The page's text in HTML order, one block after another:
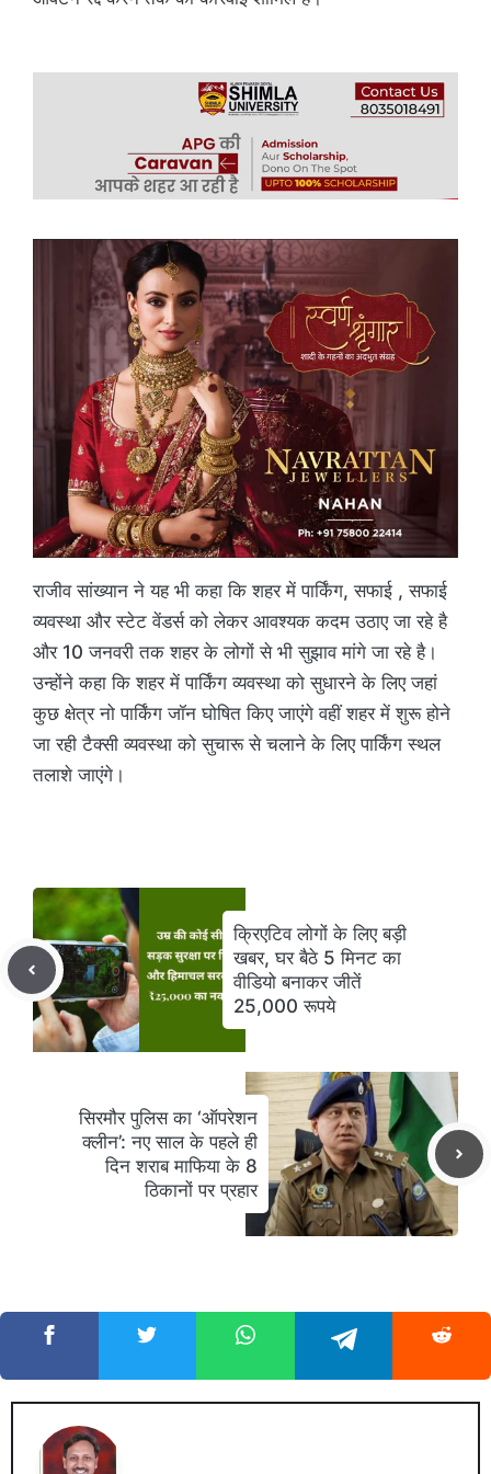
राजीव सांख्यान ने यह भी कहा कि शहर में पार्किंग, सफाई , सफाई
व्यवस्था और स्टेट वेंडर्स को लेकर आवश्यक कदम उठाए जा रहे है
और 10 जनवरी तक शहर के लोगों से भी सुझाव मांगे जा रहे है।
उन्होंने कहा कि शहर में पार्किंग व्यवस्था को सुधारने के लिए जहां
कुछ क्षेत्र नो पार्किंग जॉन घोषित किए जाएंगे वहीं शहर में शुरू होने
जा रही टैक्सी व्यवस्था को सुचारू से चलाने के लिए पार्किंग स्थल
तलाशे जाएंगे।
क्रिएटिव लोगों के लिए बड़ी
खबर, घर बैठे 5 मिनट का
वीडियो बनाकर जीतें
25,000 रूपये
सिरमौर पुलिस का ‘ऑपरेशन
क्लीन’: नए साल के पहले ही
दिन शराब माफिया के 8
ठिकानों पर प्रहार